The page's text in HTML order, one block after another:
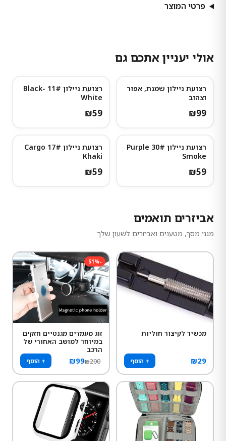
פרטי המוצר
אולי יעניין אתכם גם
רצועת ניילון שמנת, אפור
וצהוב
₪99
רצועת ניילון 11# Black-
White
₪59
רצועת ניילון 30# Purple
Smoke
₪59
רצועת ניילון 17# Cargo
Khaki
₪59
אביזרים תואמים
מגני מסך, מטענים ואביזרים לשעון שלך
מכשיר לקיצור חוליות
₪29 + הוסף
-
51%
זוג מעמדים מגנטיים חזקים
במיוחד למושב האחורי של
הרכב
₪99₪200 + הוסף